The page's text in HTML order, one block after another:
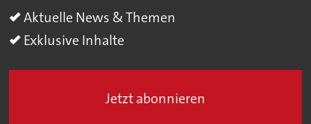
Aktuelle News & Themen
Exklusive Inhalte
Jetzt abonnieren